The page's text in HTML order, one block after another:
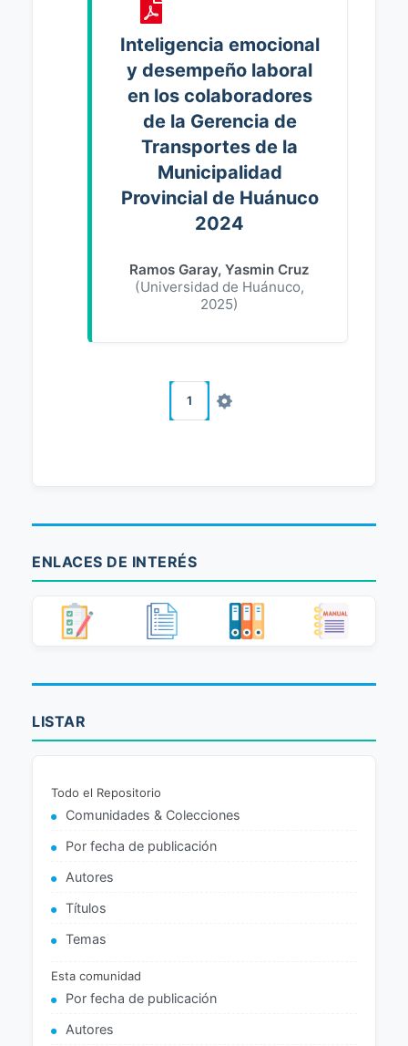
Inteligencia emocional
y desempeño laboral
en los colaboradores
de la Gerencia de
Transportes de la
Municipalidad
Provincial de Huánuco
2024
Ramos Garay, Yasmin Cruz
(Universidad de Huánuco,
2025)
1
ENLACES DE INTERÉS
LISTAR
Todo el Repositorio
Comunidades & Colecciones
Por fecha de publicación
Autores
Títulos
Temas
Esta comunidad
Por fecha de publicación
Autores